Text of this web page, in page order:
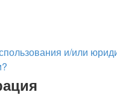
и/или